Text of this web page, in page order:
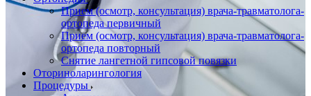
Прием (осмотр, консультация) врача-травматолога-
ортопеда первичный
Прием (осмотр, консультация) врача-травматолога-
ортопеда повторный
Снятие лангетной гипсовой повязки
Оториноларингология
Процедуры